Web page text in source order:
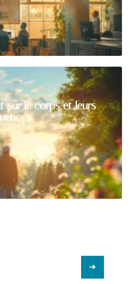
sur le corps et leurs